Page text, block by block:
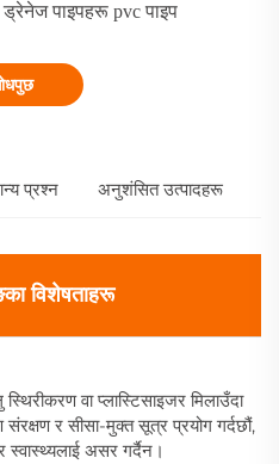
ड्रेनेज पाइपहरू pvc पाइप
प्रश्न अनुशंसित उत्पादहरू
विशेषताहरू
वा प्लास्टिसाइजर मिलाउँदा
संरक्षण र सीसा-मुक्त सूत्र प्रयोग गर्दछौं,
स्वास्थ्यलाई असर गर्दैन।